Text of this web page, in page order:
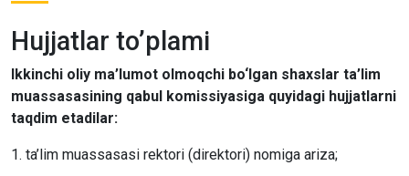
Hujjatlar to’plami
Ikkinchi oliy ma’lumot olmoqchi bo‘lgan shaxslar ta’lim
muassasasining qabul komissiyasiga quyidagi hujjatlarni
taqdim etadilar:
1. ta’lim muassasasi rektori (direktori) nomiga ariza;